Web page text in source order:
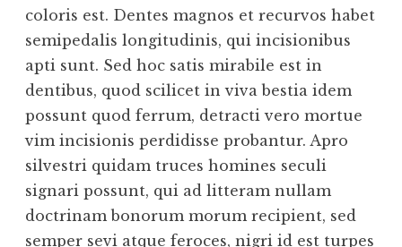
coloris est. Dentes magnos et recurvos habet
semipedalis longitudinis, qui incisionibus
apti sunt. Sed hoc satis mirabile est in
dentibus, quod scilicet in viva bestia idem
possunt quod ferrum, detracti vero mortue
vim incisionis perdidisse probantur. Apro
silvestri quidam truces homines seculi
signari possunt, qui ad litteram nullam
doctrinam bonorum morum recipient, sed
semper sevi atque feroces, nigri id est turpes